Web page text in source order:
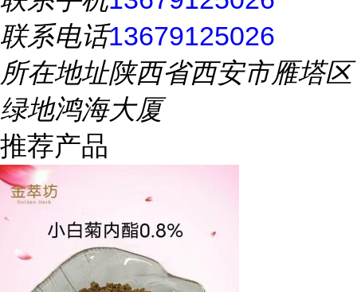
联系电话13679125026
所在地址陕西省西安市雁塔区
绿地鸿海大厦
推荐产品